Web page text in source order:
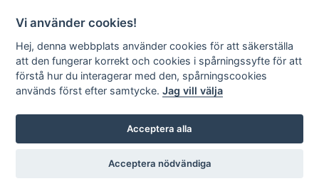
Sök
Vi använder cookies!
Hej, denna webbplats använder cookies för att säkerställa
att den fungerar korrekt och cookies i spårningssyfte för att
förstå hur du interagerar med den, spårningscookies
används först efter samtycke.Jag vill välja
Acceptera alla
Acceptera nödvändiga